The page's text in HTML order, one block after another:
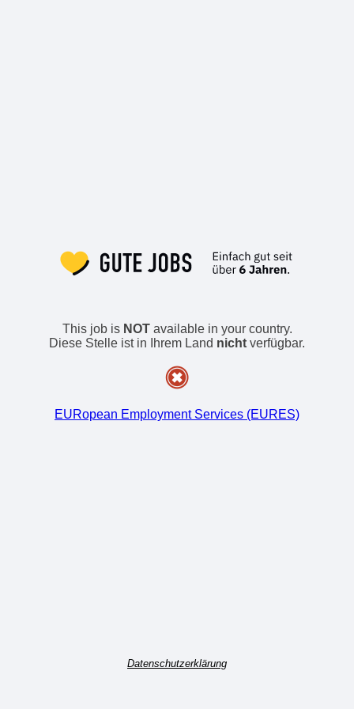
This job is NOTavailable in your country.
Diese Stelle ist in Ihrem Land nicht verfügbar.
EURopean Employment Services (EURES)
Datenschutzerklärung